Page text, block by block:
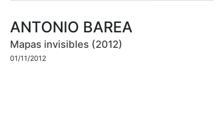
ANTONIO BAREA
Mapas invisibles (2012)
01/11/2012